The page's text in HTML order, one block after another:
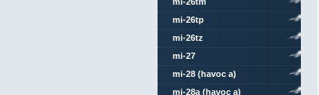
mi-26tp
mi-26tz
mi-27
mi-28 (havoc a)
mi-28a (havoc a)